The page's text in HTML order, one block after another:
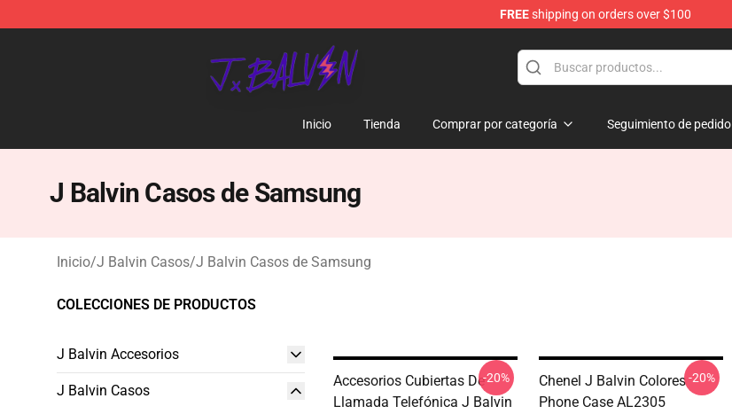
FREEshipping on orders over $100
J Balvin Store - Official J Balvin Merchandise Shop
Inicio Tienda Comprar por categoría Seguimiento de pedido
J Balvin Casos de Samsung
Inicio/J Balvin Casos/J Balvin Casos de Samsung
COLECCIONES DE PRODUCTOS
J Balvin Accesorios
J Balvin Casos
Accesorios Cubiertas De
Llamada Telefónica J Balvin
-20%
Chenel J Balvin Colores
Phone Case AL2305
-20%